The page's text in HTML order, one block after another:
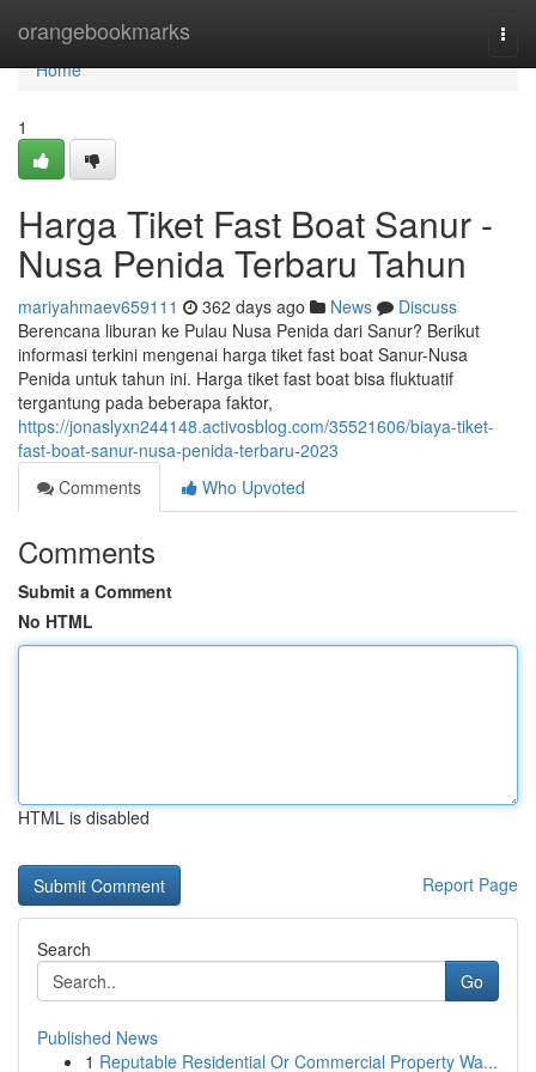
orangebookmarks
Home
Home
1
Harga Tiket Fast Boat Sanur -
Nusa Penida Terbaru Tahun
mariyahmaev659111 362 days ago News
Discuss
Berencana liburan ke Pulau Nusa Penida dari Sanur? Berikut
informasi terkini mengenai harga tiket fast boat Sanur-Nusa
Penida untuk tahun ini. Harga tiket fast boat bisa fluktuatif
tergantung pada beberapa faktor,
https://jonaslyxn244148.activosblog.com/35521606/biaya-tiket-
fast-boat-sanur-nusa-penida-terbaru-2023
Comments
Who Upvoted
Comments
Submit a Comment
No HTML
HTML is disabled
Report Page
Search
Go
Published News
1 Reputable Residential Or Commercial Property Wa...